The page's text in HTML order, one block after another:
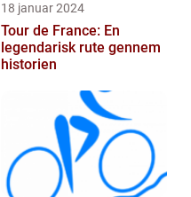
18 januar 2024
Tour de France: En
legendarisk rute gennem
historien